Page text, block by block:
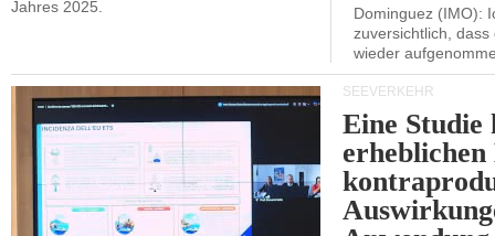
Jahres 2025.
Dominguez (IMO):
zuversichtlich,
wieder
SEEVERKEHR
Eine Studie